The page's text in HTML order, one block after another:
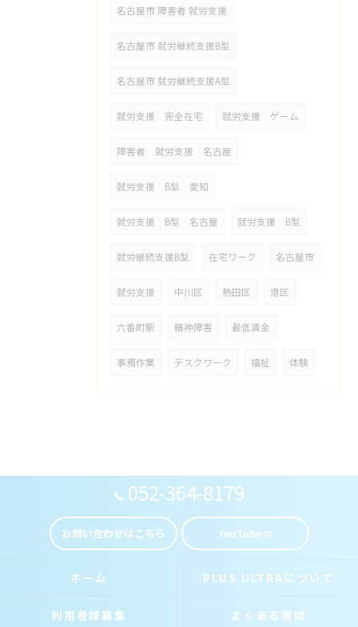
名古屋市 障害者 就労支援
名古屋市 就労継続支援B型
名古屋市 就労継続支援A型
就労支援 完全在宅 就労支援 ゲーム
障害者 就労支援 名古屋
就労支援 B型 愛知
就労支援 B型 名古屋 就労支援 B型
就労継続支援B型 在宅ワーク 名古屋市
就労支援 中川区 熱田区 港区
六番町駅 精神障害 最低賃金
事務作業 デスクワーク 福祉 体験
052-364-8179
お問い合わせはこちら YouTube
ホーム PLUS ULTRAについて
利用者様募集 よくある質問